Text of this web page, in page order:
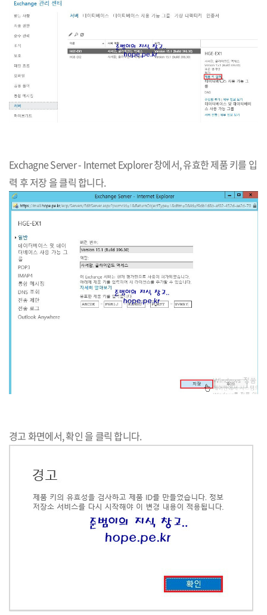
Exchagne Server - Internet Explorer 창에서, 유효한 제품 키를 입
력 후 저장 을 클릭 합니다.
경고 화면에서, 확인 을 클릭 합니다.